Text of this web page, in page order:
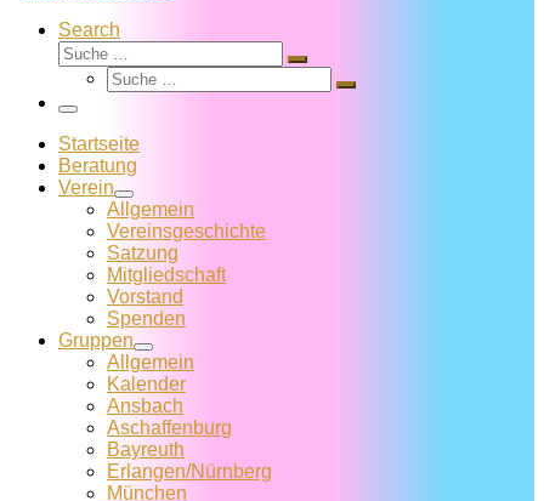
Search
Suche
Suche
Suche
Suche
Menü
Startseite
Beratung
Verein
Allgemein
Vereins­geschichte
Satzung
Mitglied­schaft
Vorstand
Spenden
Gruppen
Allgemein
Kalender
Ansbach
Aschaffenburg
Bayreuth
Erlangen/Nürnberg
München